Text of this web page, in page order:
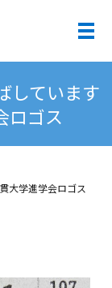
メ
しています
ロゴス
大学進学会ロゴス